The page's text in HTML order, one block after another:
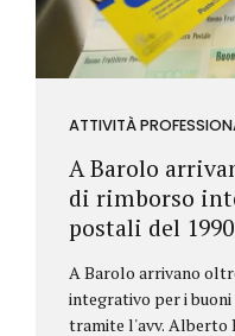
ATTIVITÀ
A Barolo
di rimborso
postali del
A Barolo arrivano
integrativo per i buoni
tramite l'avv. Alberto